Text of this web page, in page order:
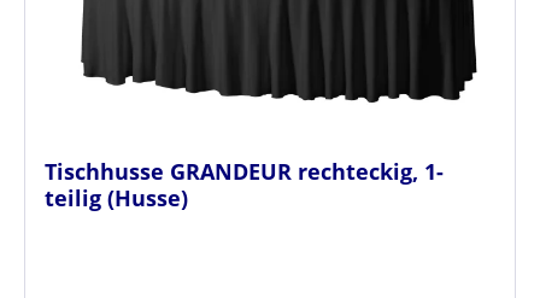
Tischhusse GRANDEUR rechteckig, 1-
teilig (Husse)